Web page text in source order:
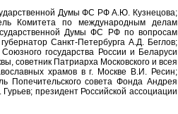
Думы ФС РФ А.Ю. Кузнецова;
Комитета по международным делам
Думы ФС РФ по вопросам
Санкт-Петербурга А.Д. Беглов;
государства России и Беларуси
советник Патриарха Московского и всея
храмов в г. Москве В.И. Ресин;
Попечительского совета Фонда Андрея
президент Российской ассоциации